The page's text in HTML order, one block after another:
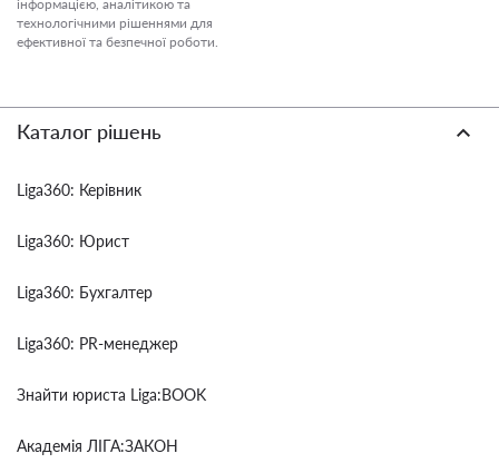
інформацією, аналітикою та
технологічними рішеннями для
ефективної та безпечної роботи.
Каталог рішень
Liga360: Керівник
Liga360: Юрист
Liga360: Бухгалтер
Liga360: PR-менеджер
Знайти юриста Liga:BOOK
Академія ЛІГА:ЗАКОН